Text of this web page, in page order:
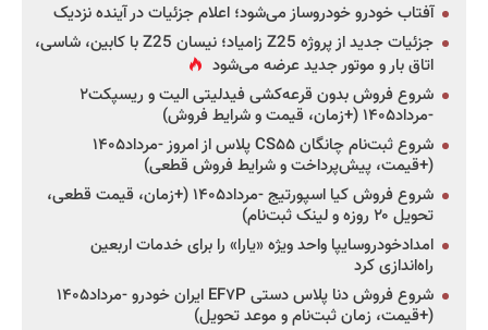
آفتاب خودرو خودروساز می‌شود؛ اعلام جزئیات در آینده نزدیک
جزئیات جدید از پروژه Z25 زامیاد؛ نیسان Z25 با کابین، شاسی،
اتاق بار و موتور جدید عرضه می‌شود
شروع فروش بدون قرعه‌کشی فیدلیتی الیت و ریسپکت۲
-مرداد۱۴۰۵ (+زمان، قیمت و شرایط فروش)
شروع ثبت‌نام چانگان CS۵۵ پلاس از امروز -مرداد۱۴۰۵
(+قیمت، پیش‌پرداخت و شرایط فروش قطعی)
شروع فروش کیا اسپورتیج -مرداد۱۴۰۵ (+زمان، قیمت قطعی،
تحویل ۲۰ روزه و لینک ثبت‌نام)
امدادخودروسایپا واحد ویژه «یارا» را برای خدمات اربعین
راه‌اندازی کرد
شروع فروش دنا پلاس دستی EF۷P ایران خودرو -مرداد۱۴۰۵
(+قیمت، زمان ثبت‌نام و موعد تحویل)